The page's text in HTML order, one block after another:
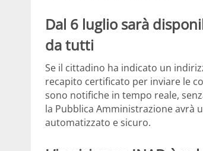
Dal 6 luglio sarà
da tutti
Se il cittadino ha indicato un
recapito certificato per inviare le
sono notifiche in tempo reale,
la Pubblica Amministrazione avrà
automatizzato e sicuro.